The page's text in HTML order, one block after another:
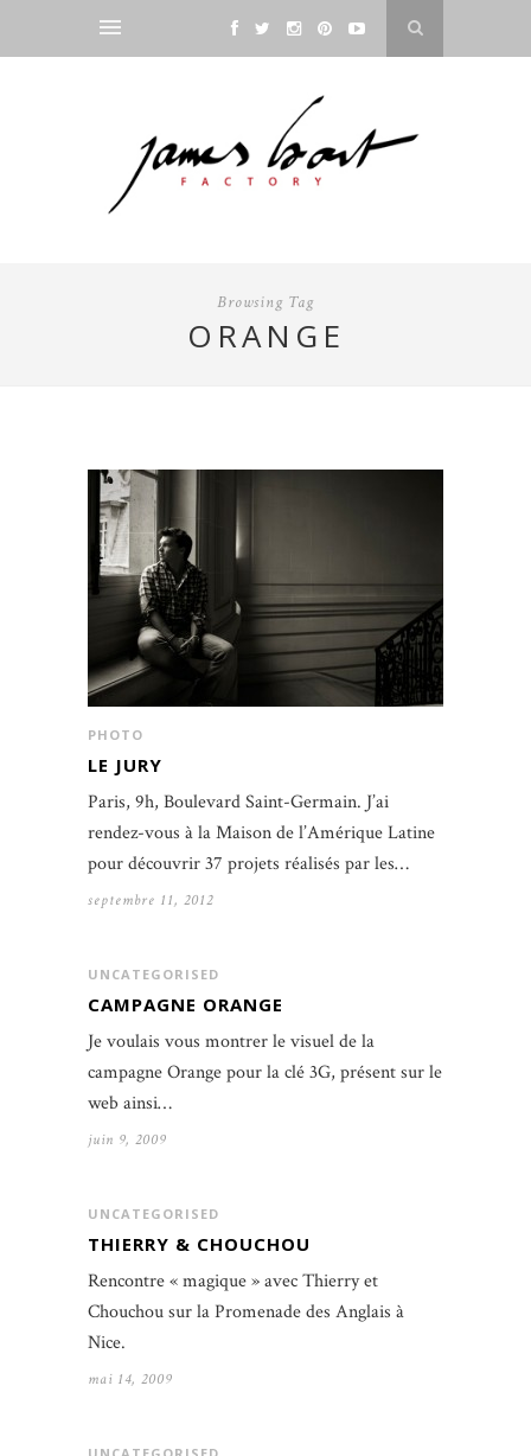
Browsing Tag
ORANGE
PHOTO
LE JURY
Paris, 9h, Boulevard Saint-Germain. J’ai
rendez-vous à la Maison de l’Amérique Latine
pour découvrir 37 projets réalisés par les…
septembre 11, 2012
UNCATEGORISED
CAMPAGNE ORANGE
Je voulais vous montrer le visuel de la
campagne Orange pour la clé 3G, présent sur le
web ainsi…
juin 9, 2009
UNCATEGORISED
THIERRY & CHOUCHOU
Rencontre « magique » avec Thierry et
Chouchou sur la Promenade des Anglais à
Nice.
mai 14, 2009